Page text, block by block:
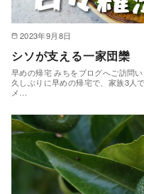
2023年9月8日
シソが支える一家団欒
早めの帰宅 みちをブログへご訪問
久しぶりに早めの帰宅で、家族3人
メ…